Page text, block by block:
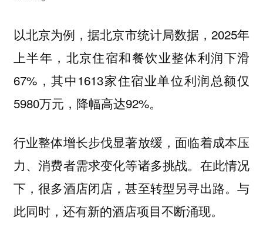
以北京为例，据北京市统计局数据，2025年
上半年，北京住宿和餐饮业整体利润下滑
67%，其中1613家住宿业单位利润总额仅
5980万元，降幅高达92%。
行业整体增长步伐显著放缓，面临着成本压
力、消费者需求变化等诸多挑战。在此情况
下，很多酒店闭店，甚至转型另寻出路。与
此同时，还有新的酒店项目不断涌现。